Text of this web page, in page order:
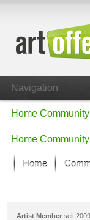
Navigation
Home Community
Home Community
Home
Artist Memberseit 2009